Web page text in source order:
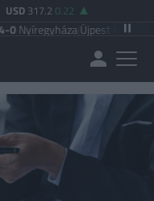
USD 317.2 0.22
|Újpest FC4-2Debreceni